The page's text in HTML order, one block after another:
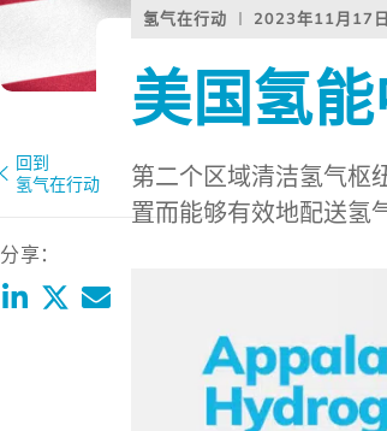
回到
氢气在行动
分享：
氢气在行动 2023年11月17日
美国氢
第二个区域清洁氢气枢
置而能够有效地配送氢气